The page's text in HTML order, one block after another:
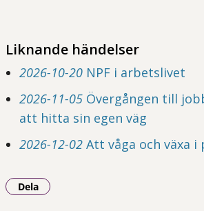
Liknande händelser
2026-10-20 NPF i arbetslivet
2026-11-05 Övergången till
att hitta sin egen väg
2026-12-02 Att våga och växa
Dela
- Klicka för att öppna